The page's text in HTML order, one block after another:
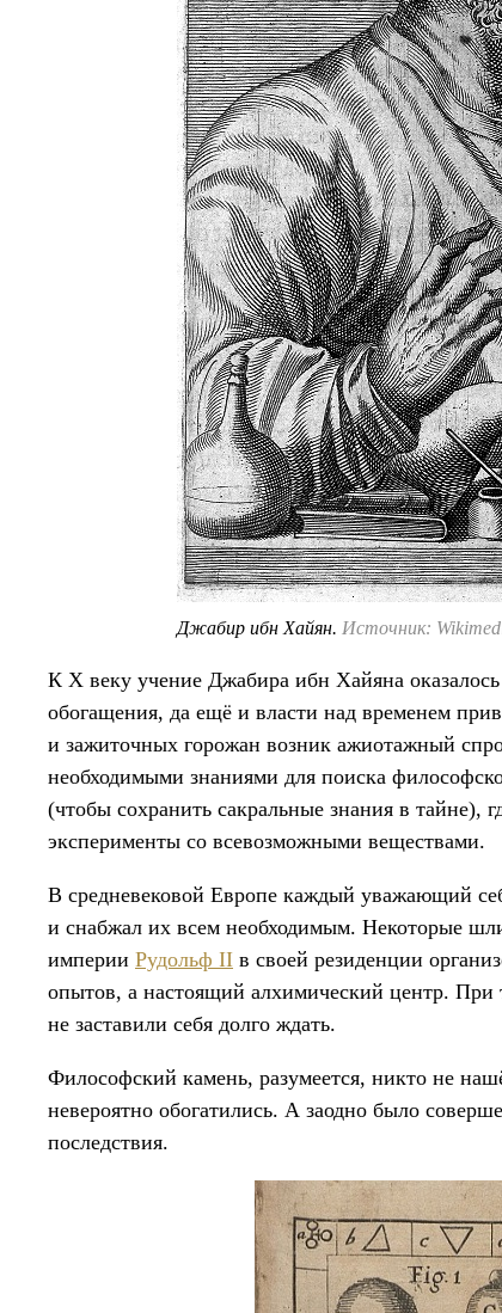
Джабир ибн Хайян. Источник:
К X веку учение Джабира ибн Хайяна
обогащения, да ещё и власти над временем
и зажиточных горожан возник ажиотажный
необходимыми знаниями для поиска
(чтобы сохранить сакральные знания в тайне),
эксперименты со всевозможными веществами.
В средневековой Европе каждый уважающий
и снабжал их всем необходимым. Некоторые
империи Рудольф II в своей резиденции
опытов, а настоящий алхимический центр. При
не заставили себя долго ждать.
Философский камень, разумеется, никто не
невероятно обогатились. А заодно было
последствия.